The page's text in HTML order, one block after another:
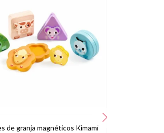
de granja magnéticos Kimami